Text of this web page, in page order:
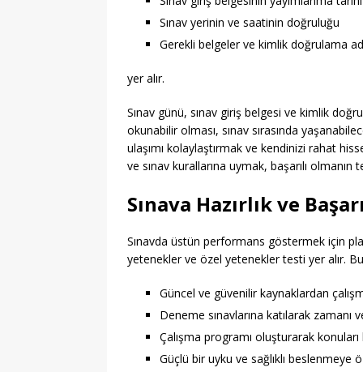
Sınav yerinin ve saatinin doğruluğu
Gerekli belgeler ve kimlik doğrulama
yer alır.
Sınav günü, sınav giriş belgesi ve kimlik
okunabilir olması, sınav sırasında
ulaşımı kolaylaştırmak ve kendinizi rahat
ve sınav kurallarına uymak, başarılı olmanın
Sınava Hazırlık ve
Sınavda üstün performans göstermek için
yetenekler ve özel yetenekler testi yer alır.
Güncel ve güvenilir kaynaklardan
Deneme sınavlarına katılarak zamanı
Çalışma programı oluşturarak
Güçlü bir uyku ve sağlıklı beslenmeye